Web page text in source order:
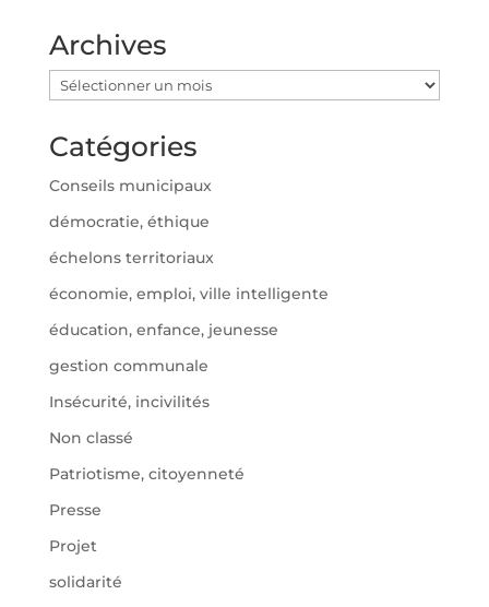
Archives
Archives
Catégories
Conseils municipaux
démocratie, éthique
échelons territoriaux
économie, emploi, ville intelligente
éducation, enfance, jeunesse
gestion communale
Insécurité, incivilités
Non classé
Patriotisme, citoyenneté
Presse
Projet
solidarité